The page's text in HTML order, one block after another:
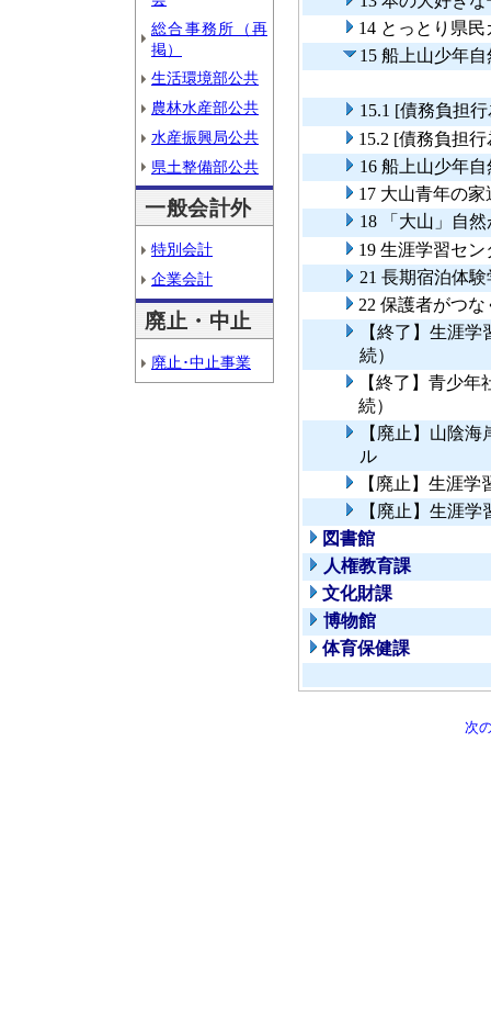
総合事務所（再
掲）
生活環境部公共
農林水産部公共
水産振興局公共
県土整備部公共
一般会計外
特別会計
企業会計
廃止・中止
廃止･中止事業
14 とっとり県
15 船上山少年
15.1 [債務負担
15.2 [債務負担
16 船上山少年
17 大山青年の家
18 「大山」自
19 生涯学習セ
21 長期宿泊体
22 保護者がつ
【終了】生涯
続）
【終了】青少
続）
【廃止】山陰
ル
【廃止】生涯
【廃止】生涯
図書館
人権教育課
文化財課
博物館
体育保健課
次